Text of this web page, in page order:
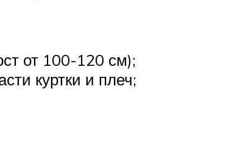
от 100-120 см);
куртки и плеч;